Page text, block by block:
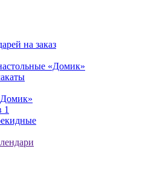
на заказ
«Домик»
1